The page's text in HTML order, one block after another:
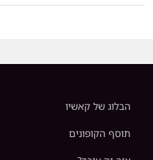
הבלוג של קאשיו
תוסף הקופונים